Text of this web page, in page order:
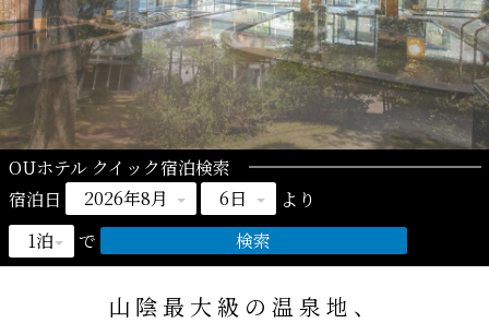
おーゆ・ランド
0859-31-2666
おーゆ・ホテル
0859-31-3333
OUホテル クイック宿泊検索
宿泊日
より
で
山陰最大級 の 温泉地、